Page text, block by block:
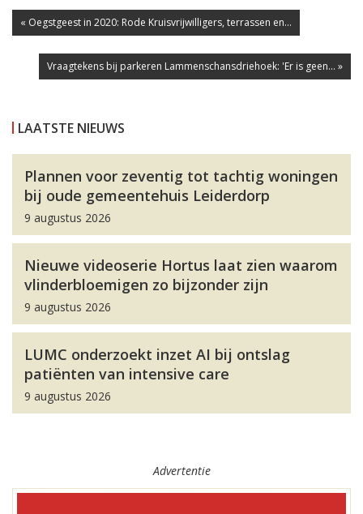
« Oegstgeest in 2020: Rode Kruisvrijwilligers, terrassen en...
Vraagtekens bij parkeren Lammenschansdriehoek: 'Er is geen... »
LAATSTE NIEUWS
Plannen voor zeventig tot tachtig woningen
bij oude gemeentehuis Leiderdorp
9 augustus 2026
Nieuwe videoserie Hortus laat zien waarom
vlinderbloemigen zo bijzonder zijn
9 augustus 2026
LUMC onderzoekt inzet AI bij ontslag
patiënten van intensive care
9 augustus 2026
Advertentie